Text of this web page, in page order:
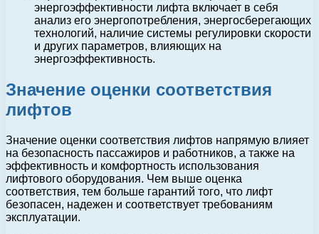
энергоэффективности лифта включает в себя
анализ его энергопотребления, энергосберегающих
технологий, наличие системы регулировки скорости
и других параметров, влияющих на
энергоэффективность.
Значение оценки соответствия
лифтов
Значение оценки соответствия лифтов напрямую влияет
на безопасность пассажиров и работников, а также на
эффективность и комфортность использования
лифтового оборудования. Чем выше оценка
соответствия, тем больше гарантий того, что лифт
безопасен, надежен и соответствует требованиям
эксплуатации.